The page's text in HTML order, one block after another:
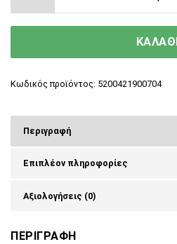
ΚΑΛΑΘΙ
Κωδικός προϊόντος: 5200421900704
Περιγραφή
Επιπλέον πληροφορίες
Αξιολογήσεις (0)
ΠΕΡΙΓΡΑΦΗ